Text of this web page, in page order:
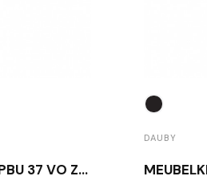
MEUBELKNOP PBU 37 VO ZWART
DAUBY